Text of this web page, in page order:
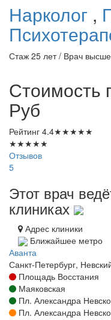
Нарколог ,
Стаж 25 лет / Врач
Стоимость
Руб
Рейтинг 4.4★★★★★
★★★★★
Отзывов
5
Этот врач
клиниках
Адрес клиники
Ближайшее метро
Аванта
Санкт-Петербург,
Площадь Восстания
Маяковская
Пл. Александра
Пл. Александра